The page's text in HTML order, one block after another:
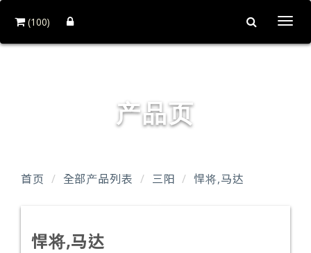
(100)
产品页
首页 全部产品列表 三阳 悍将,马达
悍将,马达